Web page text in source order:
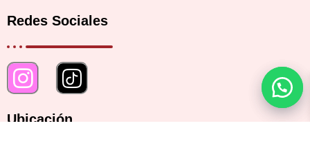
Redes Sociales
Ubicación